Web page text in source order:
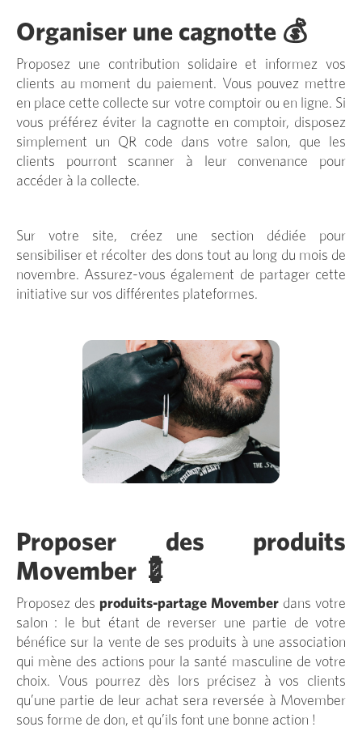
Organiser une cagnotte 💰
Proposez une contribution solidaire et informez vos
clients au moment du paiement. Vous pouvez mettre
en place cette collecte sur votre comptoir ou en ligne. Si
vous préférez éviter la cagnotte en comptoir, disposez
simplement un QR code dans votre salon, que les
clients pourront scanner à leur convenance pour
accéder à la collecte.
Sur votre site, créez une section dédiée pour
sensibiliser et récolter des dons tout au long du mois de
novembre. Assurez-vous également de partager cette
initiative sur vos différentes plateformes.
Proposer des produits
Movember 💈
Proposez des produits-partage Movember dans votre
salon : le but étant de reverser une partie de votre
bénéfice sur la vente de ses produits à une association
qui mène des actions pour la santé masculine de votre
choix. Vous pourrez dès lors précisez à vos clients
qu’une partie de leur achat sera reversée à Movember
sous forme de don, et qu’ils font une bonne action !